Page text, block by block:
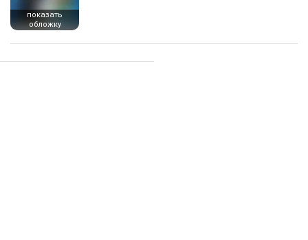
показать
обложку